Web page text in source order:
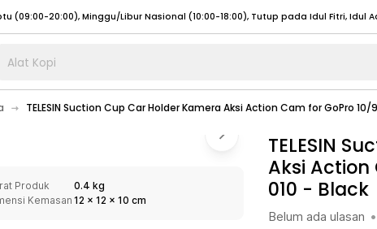
Jumat (07:00 - 20:00), Sabtu - Minggu (08:00 - 20:00), Tutup pada Idul Fitri
- 20:00), Sabtu - Minggu/ Libur Nasional (08:00 - 17:00) Selengkapnya
(08:00 - 20:00), Sabtu - Minggu/ Libur Nasional (08:00 - 17:00) Selengkapnya
(09:00-20:00), Minggu/Libur Nasional (12:00-20:00), Tutup pada Idul Fitri
(09:00-20:00), Minggu/Libur Nasional (12:00-20:00), Tutup pada Idul Fitri
Alat Kopi
TELESIN Suction Cup Car Holder Kamera Aksi Action Cam for GoPro 10/
Produk
0.4 kg
Kemasan 12 x 12 x 10 cm
TELESIN
Aksi Action
010 - Black
Belum ada ulasan •